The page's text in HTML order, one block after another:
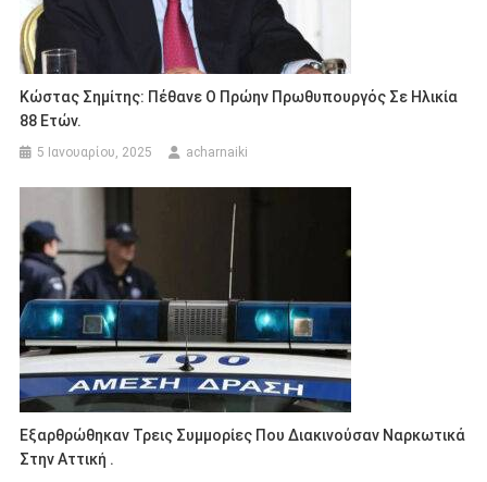
Κώστας Σημίτης: Πέθανε Ο Πρώην Πρωθυπουργός Σε Ηλικία
88 Ετών.
5 Ιανουαρίου, 2025 acharnaiki
Εξαρθρώθηκαν Τρεις Συμμορίες Που Διακινούσαν Ναρκωτικά
Στην Αττική .